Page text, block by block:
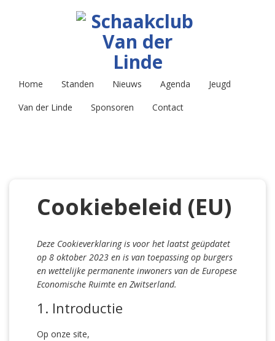
Home Standen Nieuws Agenda
Jeugd
Van der Linde
Sponsoren Contact
Cookiebeleid (EU)
Deze Cookieverklaring is voor het laatst geüpdatet
op 8 oktober 2023 en is van toepassing op burgers
en wettelijke permanente inwoners van de Europese
Economische Ruimte en Zwitserland.
1. Introductie
Op onze site,